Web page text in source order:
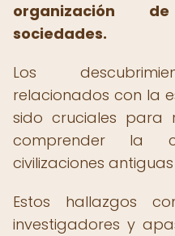
organización
sociedades.
Los
relacionados con la
sido cruciales para
comprender la
civilizaciones
Estos hallazgos
investigadores y